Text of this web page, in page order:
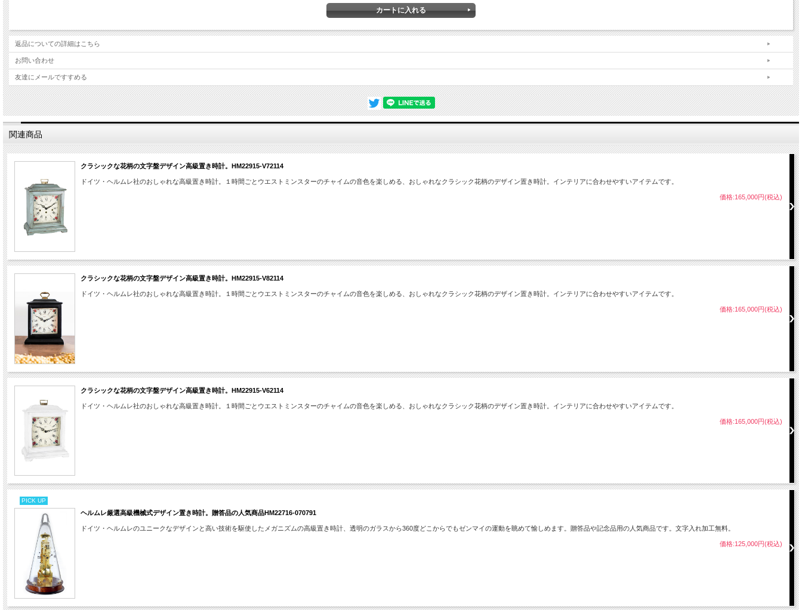
ドイツ・ヘルムレ社高級機械式置時計。ヨーロッパ原産天然木クルミ材を光沢高級仕上げたスケルトンタイプの機械式置時計、時計を作動せさる構造（ムーブメント）がガラス越しに見える、14日巻き、振子付き1時間毎にベルが鳴ります。時計の動きを楽しめる
タイプの置時計です。
※この商品は予約販売となっております。注文確定後、メーカー側へ製造発注となりますので納期は相当な時間を掛かる場合がございます。予めご了承願います。納期を
■サイズ
30×19×13.5ｃｍ
■素材
クルミ材、真鍮
機械式。14日巻き、１時間毎にベル、スケルトンタイプ。
無償にて保証致します。
返品についての詳細はこちら
お問い合わせ
友達にメールですすめる
関連商品
クラシックな花柄の文字盤デザイン高級置き時計。HM22915-V72114
ドイツ・ヘルムレ社のおしゃれな高級置き時計。１時間ごとウエストミンスターのチャイムの音色を楽しめる、おしゃれなクラシック花柄のデザイン置き時計。インテリアに合わせやすいアイテムです。
価格:165,000円(税込)
クラシックな花柄の文字盤デザイン高級置き時計。HM22915-V82114
ドイツ・ヘルムレ社のおしゃれな高級置き時計。１時間ごとウエストミンスターのチャイムの音色を楽しめる、おしゃれなクラシック花柄のデザイン置き時計。インテリアに合わせやすいアイテムです。
価格:165,000円(税込)
クラシックな花柄の文字盤デザイン高級置き時計。HM22915-V62114
ドイツ・ヘルムレ社のおしゃれな高級置き時計。１時間ごとウエストミンスターのチャイムの音色を楽しめる、おしゃれなクラシック花柄のデザイン置き時計。インテリアに合わせやすいアイテムです。
価格:165,000円(税込)
PICK UP
ヘルムレ厳選高級機械式デザイン置き時計。贈答品の人気商品HM22716-070791
ドイツ・ヘルムレのユニークなデザインと高い技術を駆使したメガニズムの高級置き時計、透明のガラスから360度どこからでもゼンマイの運動を眺めて愉しめます。贈答品や記念品用の人気商品です。文字入れ加工無料。
価格:125,000円(税込)